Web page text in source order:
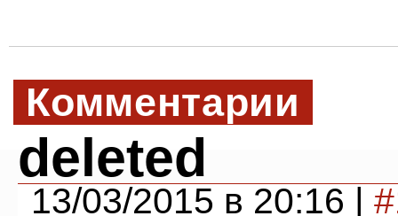
Комментарии
deleted
13/03/2015 в 20:16 |